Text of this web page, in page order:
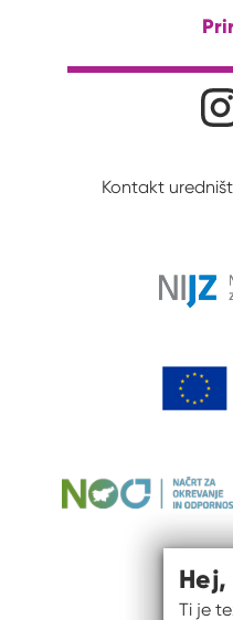
Družabna
Kontakt
Ti je